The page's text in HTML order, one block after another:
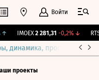
Войти
IMOEX 2 281,31 -0,2%↓
динамика, прогнозы
проекты